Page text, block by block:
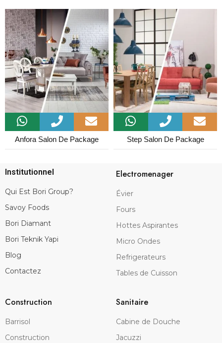
Anfora Salon De Package Step Salon De Package
Institutionnel
Qui Est Bori Group?
Savoy Foods
Bori Diamant
Bori Teknik Yapi
Blog
Contactez
Electromenager
Évier
Fours
Hottes Aspirantes
Micro Ondes
Refrigerateurs
Tables de Cuisson
Construction
Barrisol
Construction
Sanitaire
Cabine de Douche
Jacuzzi